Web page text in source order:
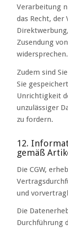
Verarbeitung
das Recht, der
Zusendung
widersprechen.
Zudem sind
Sie
Unrichtigkeit
unzulässiger
zu fordern.
12.
gemäß
Die CGW,
und
Die
Durchführung